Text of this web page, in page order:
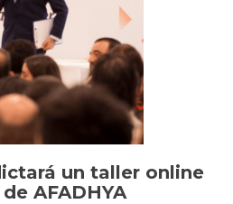
un taller online
AFADHYA